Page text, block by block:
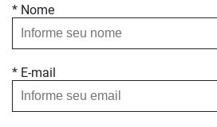
* Nome
* E-mail